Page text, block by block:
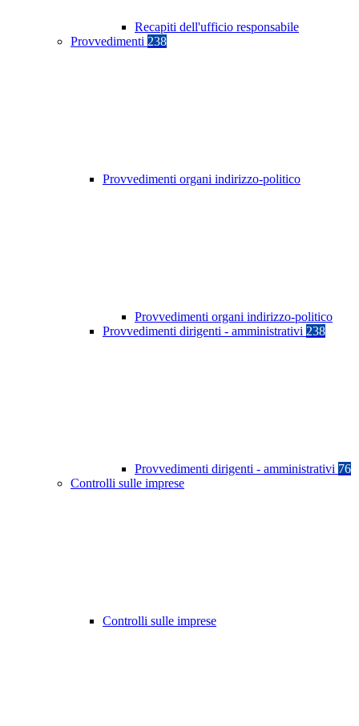
Recapiti dell'ufficio responsabile
Provvedimenti 238
Provvedimenti organi indirizzo-politico
Provvedimenti organi indirizzo-politico
Provvedimenti dirigenti - amministrativi 238
Provvedimenti dirigenti - amministrativi 76
Controlli sulle imprese
Controlli sulle imprese